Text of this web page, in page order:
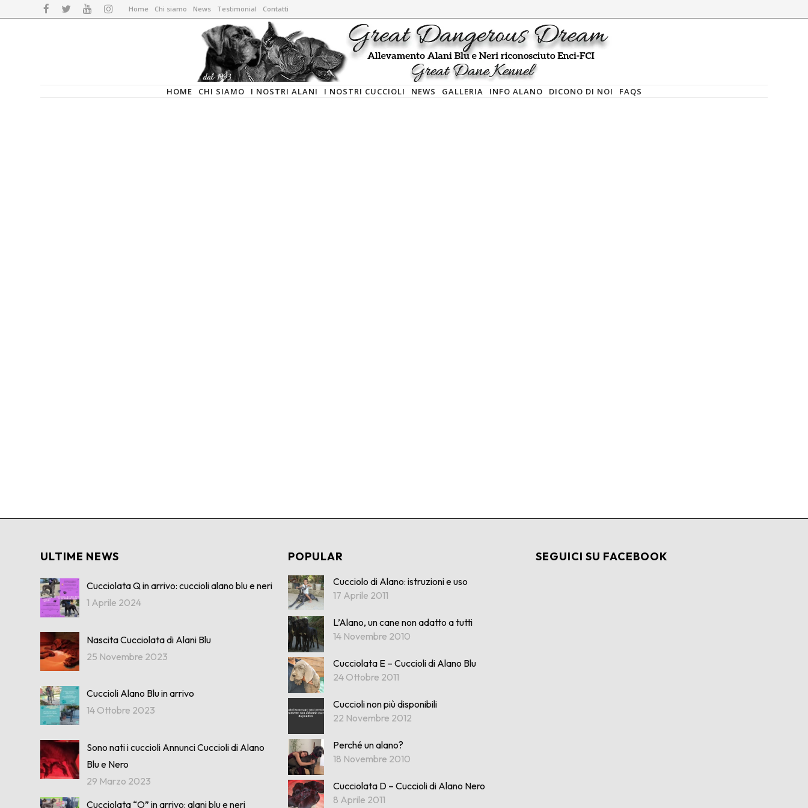
Home Chi siamo News Testimonial Contatti
HOME CHI SIAMO I NOSTRI ALANI I NOSTRI CUCCIOLI NEWS GALLERIA INFO ALANO DICONO DI NOI FAQS
ULTIME NEWS
Cucciolata Q in arrivo: cuccioli alano blu e neri
1 Aprile 2024
Nascita Cucciolata di Alani Blu
25 Novembre 2023
Cuccioli Alano Blu in arrivo
14 Ottobre 2023
Sono nati i cuccioli Annunci Cuccioli di Alano
Blu e Nero
29 Marzo 2023
Cucciolata “O” in arrivo: alani blu e neri
POPULAR
Cucciolo di Alano: istruzioni e uso
17 Aprile 2011
L’Alano, un cane non adatto a tutti
14 Novembre 2010
Cucciolata E – Cuccioli di Alano Blu
24 Ottobre 2011
Cuccioli non più disponibili
22 Novembre 2012
Perché un alano?
18 Novembre 2010
Cucciolata D – Cuccioli di Alano Nero
8 Aprile 2011
SEGUICI SU FACEBOOK